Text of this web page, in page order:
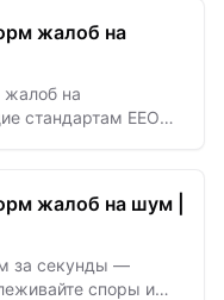
жалоб на
на
стандартам EEOC,
жалоб на шум |
за секунды —
споры и